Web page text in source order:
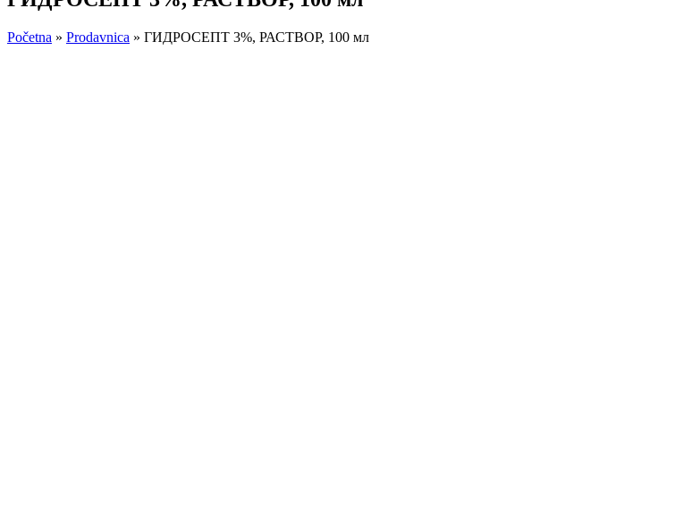
Početna » Prodavnica » ГИДРОСЕПТ 3%, РАСТВОР, 100 мл